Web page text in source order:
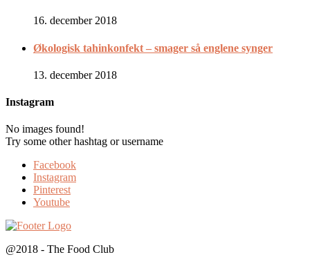
16. december 2018
Økologisk tahinkonfekt – smager så englene synger
13. december 2018
Instagram
No images found!
Try some other hashtag or username
Facebook
Instagram
Pinterest
Youtube
@2018 - The Food Club